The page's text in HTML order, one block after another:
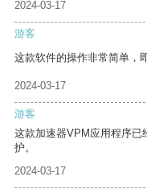
2024-03-17
游客
这款软件的操作非常简单，
2024-03-17
游客
这款加速器VPM应用程序已
护。
2024-03-17